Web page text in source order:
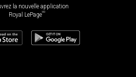
la nouvelle application
Royal LePageMD